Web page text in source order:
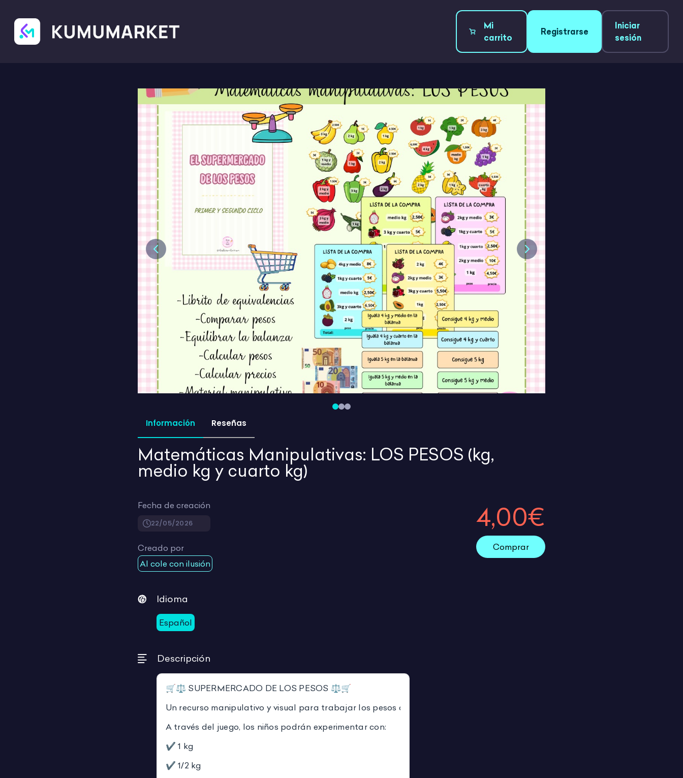
Mi
carrito
Registrarse
Iniciar
sesión
Previous Next
Información Reseñas
Matemáticas Manipulativas: LOS PESOS (kg,
medio kg y cuarto kg)
Fecha de creación
22/05/2026
Creado por
Al cole con ilusión
Idioma
Español
Descripción
🛒⚖️ SUPERMERCADO DE LOS PESOS ⚖️🛒
Un recurso manipulativo y visual para trabajar los pesos de una manera MUCHO más comprensible y divertida.
A través del juego, los niños podrán experimentar con:
✔️ 1 kg
✔️ 1/2 kg
4,00€
Comprar